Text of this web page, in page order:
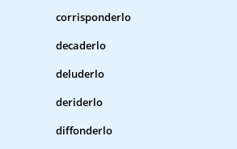
corrisponderlo
decaderlo
deluderlo
deriderlo
diffonderlo